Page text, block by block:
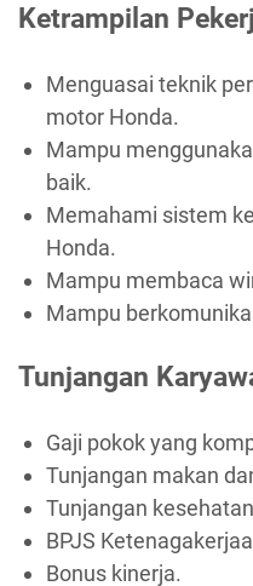
Ketrampilan
Menguasai teknik
motor Honda.
Mampu
baik.
Memahami sistem
Honda.
Mampu membaca
Mampu
Tunjangan
Gaji pokok yang
Tunjangan makan
Tunjangan
BPJS
Bonus kinerja.